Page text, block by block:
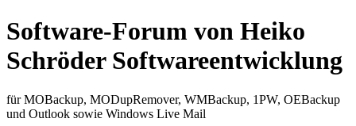
Software-Forum von Heiko
Schröder Softwareentwicklung
für MOBackup, MODupRemover, WMBackup, 1PW, OEBackup
und Outlook sowie Windows Live Mail